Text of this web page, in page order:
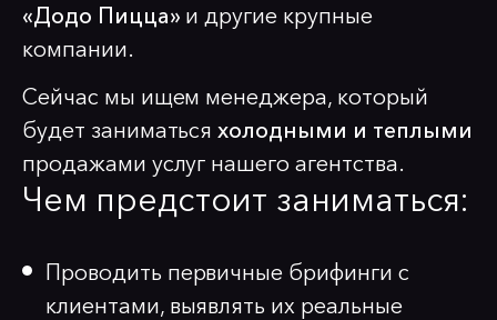
«Додо Пицца» и другие крупные
компании.
Сейчас мы ищем менеджера, который
будет заниматься холодными и теплыми
продажами услуг нашего агентства.
Чем предстоит заниматься:
Проводить первичные брифинги с
клиентами, выявлять их реальные